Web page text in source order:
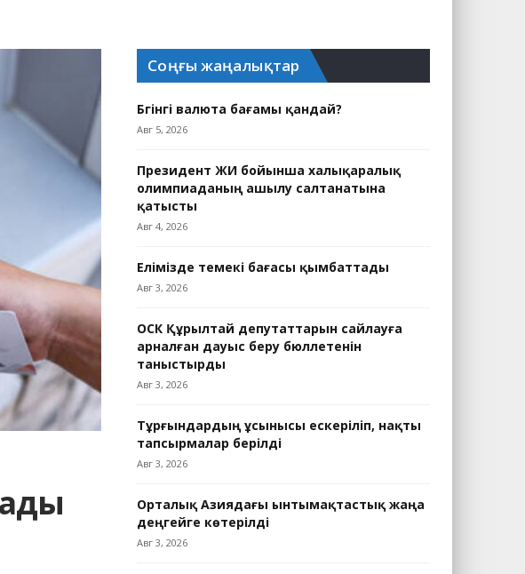
Соңғы жаңалықтар
Бүгінгі валюта бағамы қандай?
Авг 5, 2026
Президент ЖИ бойынша халықаралық
олимпиаданың ашылу салтанатына
қатысты
Авг 4, 2026
Елімізде темекі бағасы қымбаттады
Авг 3, 2026
ОСК Құрылтай депутаттарын сайлауға
арналған дауыс беру бюллетенін
таныстырды
Авг 3, 2026
Тұрғындардың ұсынысы ескеріліп, нақты
тапсырмалар берілді
Авг 3, 2026
Орталық Азиядағы ынтымақтастық жаңа
деңгейге көтерілді
Авг 3, 2026